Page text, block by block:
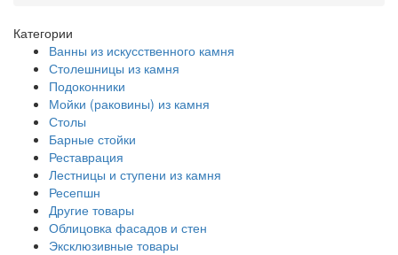
Категории
Ванны из искусственного камня
Столешницы из камня
Подоконники
Мойки (раковины) из камня
Столы
Барные стойки
Реставрация
Лестницы и ступени из камня
Ресепшн
Другие товары
Облицовка фасадов и стен
Эксклюзивные товары